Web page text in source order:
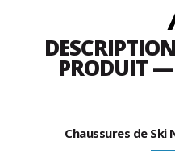
PRODUIT —
Chaussures de